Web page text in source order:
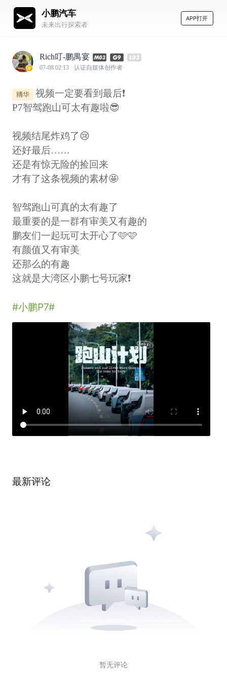
小鹏汽车
未来出行探索者
APP打开
Rich叮-鹏禺宴
07-08 02:13 · 认证自媒体创作者
视频一定要看到最后❗
P7智驾跑山可太有趣啦😎
视频结尾炸鸡了😢
还好最后……
还是有惊无险的捡回来
才有了这条视频的素材🤩
智驾跑山可真的太有趣了
最重要的是一群有审美又有趣的
鹏友们一起玩可太开心了🩷🩷
有颜值又有审美
还那么的有趣
这就是大湾区小鹏七号玩家❗
#小鹏P7#
最新评论
暂无评论